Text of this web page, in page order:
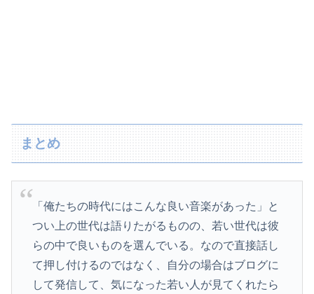
まとめ
「俺たちの時代にはこんな良い音楽があった」と
つい上の世代は語りたがるものの、若い世代は彼
らの中で良いものを選んでいる。なので直接話し
て押し付けるのではなく、自分の場合はブログに
して発信して、気になった若い人が見てくれたら